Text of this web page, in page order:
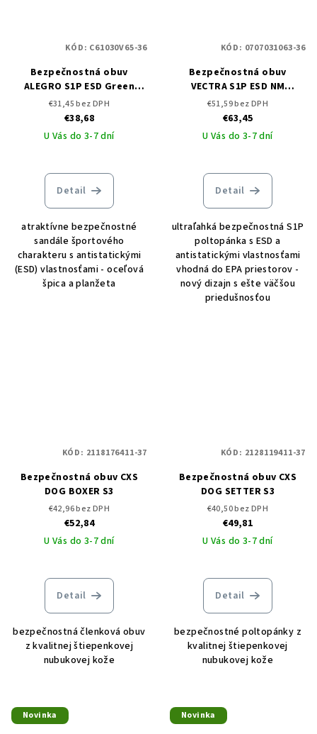
Bezpečnostná obuv
ALEGRO S1P ESD Green
Sandal
€31,45 bez DPH
€38,68
U Vás do 3-7 dní
Detail
atraktívne bezpečnostné
sandále športového
charakteru s antistatickými
(ESD) vlastnosťami - oceľová
špica a planžeta
KÓD: C61030V65-36
Bezpečnostná obuv
VECTRA S1P ESD NM
Grey/red Low
€51,59 bez DPH
€63,45
U Vás do 3-7 dní
Detail
ultraľahká bezpečnostná S1P
poltopánka s ESD a
antistatickými vlastnosťami
vhodná do EPA priestorov -
nový dizajn s ešte väčšou
priedušnosťou
KÓD: 0707031063-36
Bezpečnostná obuv CXS
DOG BOXER S3
€42,96 bez DPH
€52,84
U Vás do 3-7 dní
Detail
bezpečnostná členková obuv
z kvalitnej štiepenkovej
nubukovej kože
KÓD: 2118176411-37
Bezpečnostná obuv CXS
DOG SETTER S3
€40,50 bez DPH
€49,81
U Vás do 3-7 dní
Detail
bezpečnostné poltopánky z
kvalitnej štiepenkovej
nubukovej kože
KÓD: 2128119411-37
Novinka Novinka